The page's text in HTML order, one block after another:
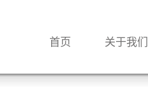
首页 关于我们